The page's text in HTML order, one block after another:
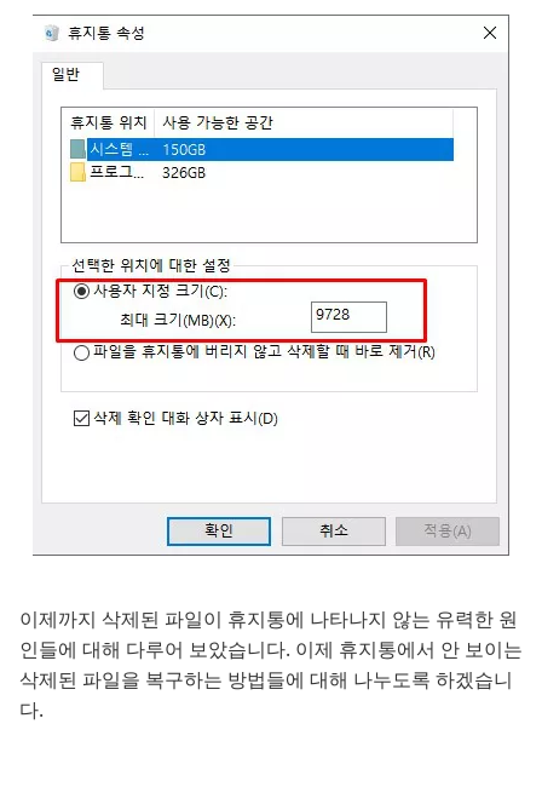
이제까지 삭제된 파일이 휴지통에 나타나지 않는 유력한 원
인들에 대해 다루어 보았습니다. 이제 휴지통에서 안 보이는
삭제된 파일을 복구하는 방법들에 대해 나누도록 하겠습니
다.